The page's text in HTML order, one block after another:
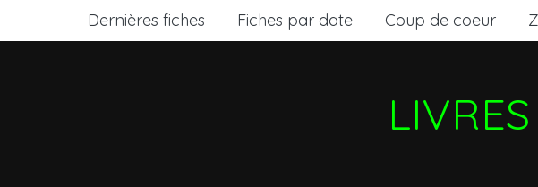
Dernières fiches Fiches par date Coup de coeur